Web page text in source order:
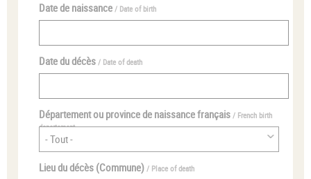
Date de naissance / Date of birth
Date du décès / Date of death
Département ou province de naissance français / French birth
departement
Lieu du décès (Commune) / Place of death